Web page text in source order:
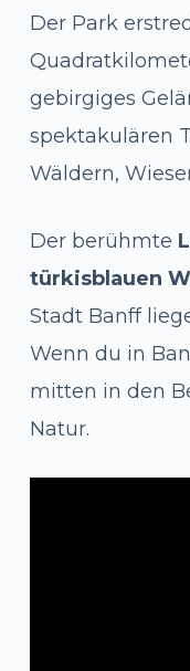
Der Park
gebirgiges
spektakulären
Wäldern,
Der berühmte
türkisblauen
Stadt Banff
Wenn du in
mitten in den
Natur.